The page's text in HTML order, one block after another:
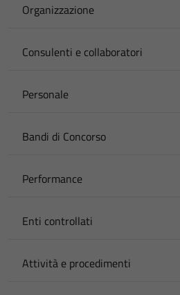
Organizzazione
Consulenti e collaboratori
Personale
Bandi di Concorso
Performance
Enti controllati
Attività e procedimenti